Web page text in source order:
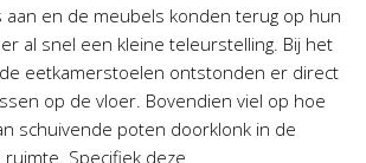
en de meubels konden terug op hun
al snel een kleine teleurstelling. Bij het
eetkamerstoelen ontstonden er direct
op de vloer. Bovendien viel op hoe
schuivende poten doorklonk in de
Specifiek deze